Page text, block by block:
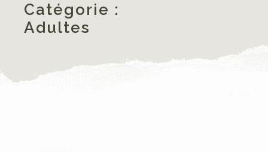
Catégorie :
Adultes